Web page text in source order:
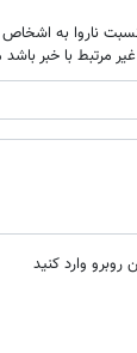
ناروا به
غیر مرتبط با خبر
وارد کنید